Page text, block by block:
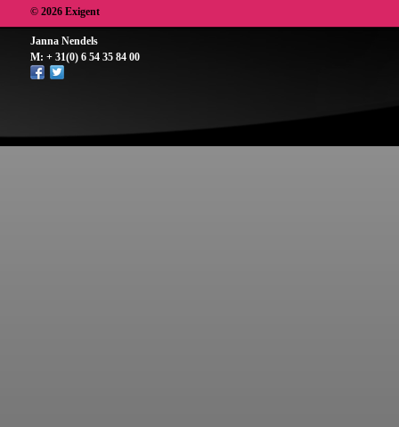
© 2026 Exigent
Janna Nendels
M: + 31(0) 6 54 35 84 00